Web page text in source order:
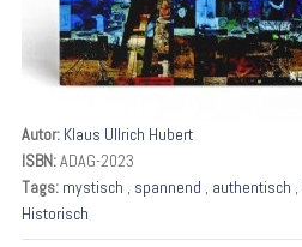
Autor: Klaus Ullrich Hubert
ISBN:ADAG-2023
Tags: mystisch , spannend , authentisch ,
Historisch